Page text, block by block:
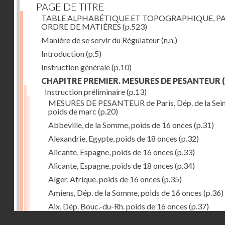
PAGE DE TITRE
TABLE ALPHABÉTIQUE ET TOPOGRAPHIQUE,
ORDRE DE MATIÈRES (p.523)
Manière de se servir du Régulateur(n.n.)
Introduction(p.5)
Instruction générale(p.10)
CHAPITRE PREMIER. MESURES DE PESANTEUR
Instruction préliminaire(p.13)
MESURES DE PESANTEUR de Paris, Dép. de la
poids de marc (p.20)
Abbeville, de la Somme, poids de 16 onces (p.31)
Alexandrie, Egypte, poids de 18 onces (p.32)
Alicante, Espagne, poids de 16 onces (p.33)
Alicante, Espagne, poids de 18 onces (p.34)
Alger, Afrique, poids de 16 onces (p.35)
Amiens, Dép. de la Somme, poids de 16 onces (p.36)
Aix, Dép. Bouc.-du-Rh. poids de 16 onces (p.37)